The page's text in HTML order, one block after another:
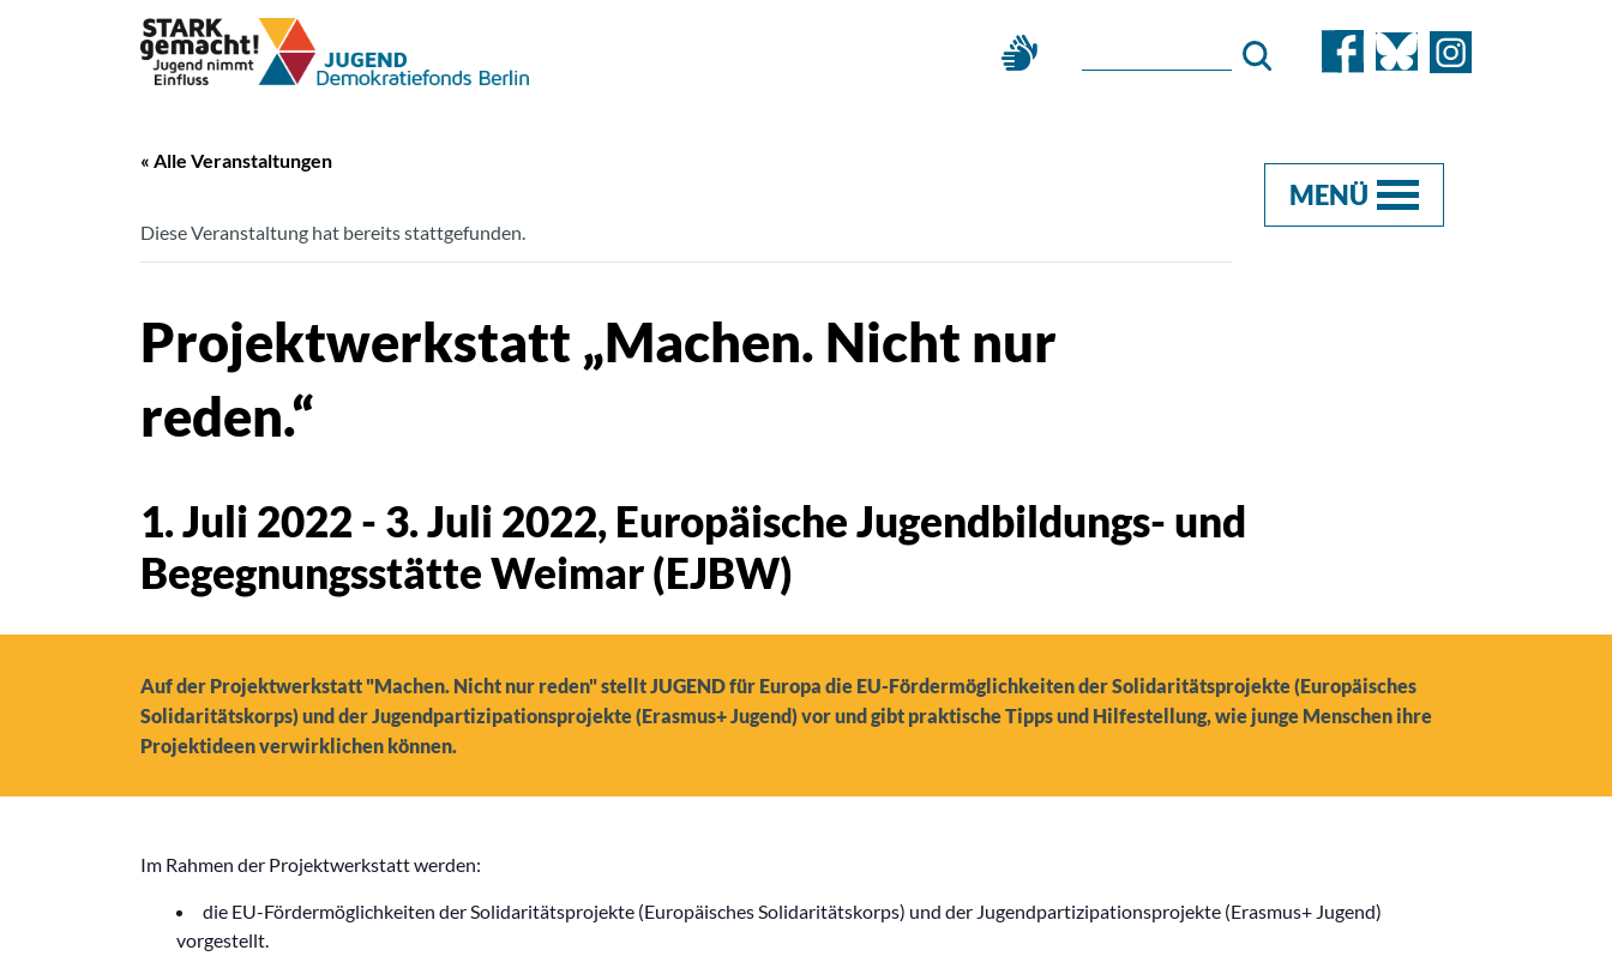
MENÜ
« Alle Veranstaltungen
Diese Veranstaltung hat bereits stattgefunden.
Projektwerkstatt „Machen. Nicht nur
reden.“
1. Juli 2022 - 3. Juli 2022, Europäische Jugendbildungs- und
Begegnungsstätte Weimar (EJBW)
Auf der Projektwerkstatt "Machen. Nicht nur reden" stellt JUGEND für Europa die EU-Fördermöglichkeiten der Solidaritätsprojekte (Europäisches
Solidaritätskorps) und der Jugendpartizipationsprojekte (Erasmus+ Jugend) vor und gibt praktische Tipps und Hilfestellung, wie junge Menschen ihre
Projektideen verwirklichen können.
Im Rahmen der Projektwerkstatt werden:
die EU-Fördermöglichkeiten der Solidaritätsprojekte (Europäisches Solidaritätskorps) und der Jugendpartizipationsprojekte (Erasmus+ Jugend)
vorgestellt.